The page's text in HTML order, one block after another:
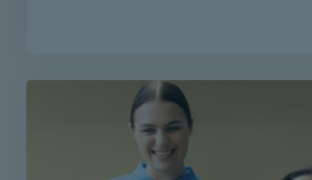
varattavissa soittamalla
8801 tai lähettämällä
Lähetä lomake - etsimme